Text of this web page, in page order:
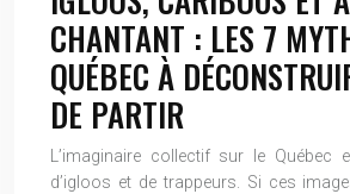
CHANTANT : LES 7
QUÉBEC À
DE PARTIR
L’imaginaire collectif sur le Québec
d’igloos et de trappeurs. Si ces